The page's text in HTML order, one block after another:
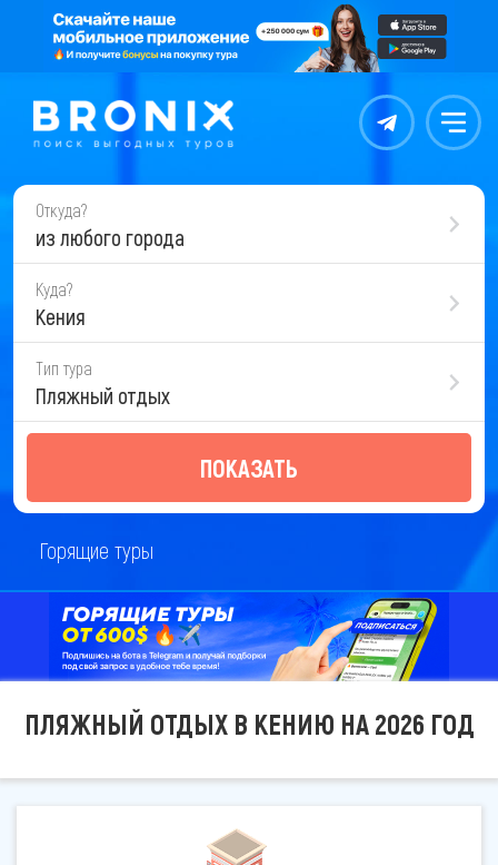
Контакты Меню
Откуда?
из любого города
Куда?
Кения
Тип тура
Пляжный отдых
ПОКАЗАТЬ
Горящие туры
ПЛЯЖНЫЙ ОТДЫХ В КЕНИЮ НА 2026 ГОД